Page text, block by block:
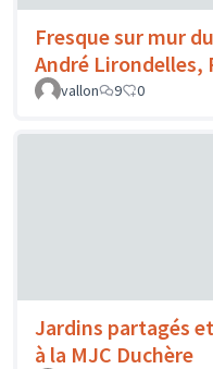
Fresque sur mur
André Lirondelles,
vallon
9 0
Jardins partagés
à la MJC Duchère